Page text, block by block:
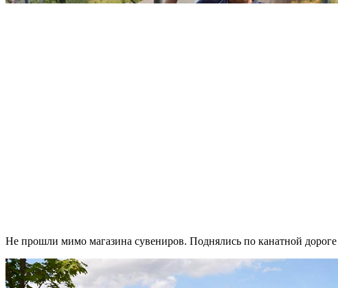
Не прошли мимо магазина сувениров. Поднялись по канатной